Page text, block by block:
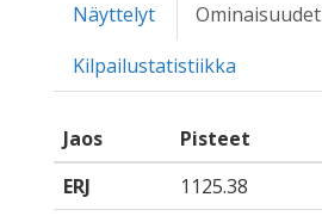
Näyttelyt
Ominaisuudet
Kilpailustatistiikka
Jaos Pisteet
ERJ
1125.38